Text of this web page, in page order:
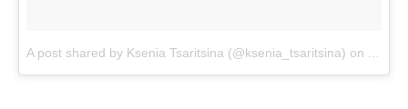
A post shared by Ksenia Tsaritsina (@ksenia_tsaritsina) on Aug